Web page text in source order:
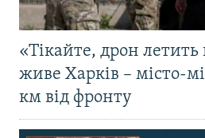
«Тікайте, дрон
живе Харків – місто-
км від фронту